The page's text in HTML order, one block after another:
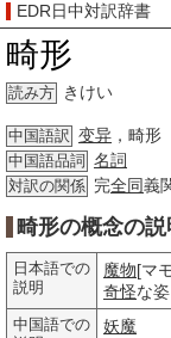
EDR日中対訳辞書
畸形
読み方 きけい
中国語訳 变异 ，畸形
中国語品詞 名詞
対訳の関係 完全同義
畸形の概念の説
日本語での
説明
魔物[マ
奇怪な
中国語での
妖魔